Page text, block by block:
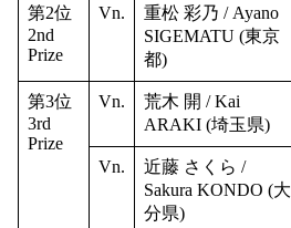
第2位
2nd
Prize
Vn.
重松 彩乃 / Ayano
SIGEMATU (東京
都)
第3位
3rd
Prize
Vn.
荒木 開 / Kai
ARAKI (埼玉県)
Vn.
近藤 さくら /
Sakura KONDO (大
分県)